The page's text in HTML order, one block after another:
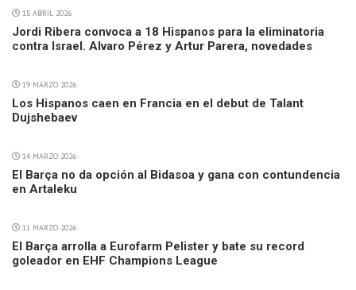
15 ABRIL 2026
Jordi Ribera convoca a 18 Hispanos para la eliminatoria
contra Israel. Alvaro Pérez y Artur Parera, novedades
19 MARZO 2026
Los Hispanos caen en Francia en el debut de Talant
Dujshebaev
14 MARZO 2026
El Barça no da opción al Bidasoa y gana con contundencia
en Artaleku
11 MARZO 2026
El Barça arrolla a Eurofarm Pelister y bate su record
goleador en EHF Champions League